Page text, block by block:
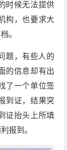
时候无法提供
构，也要求大
。
题，有些人的
的信息却有出
了一个单位签
到证，结果突
证抬头上所填
报到。